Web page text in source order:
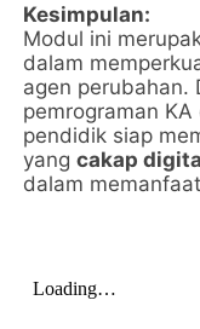
Kesimpulan:
Modul ini
dalam
agen perubahan.
pemrograman
pendidik siap
yangcakap
dalam